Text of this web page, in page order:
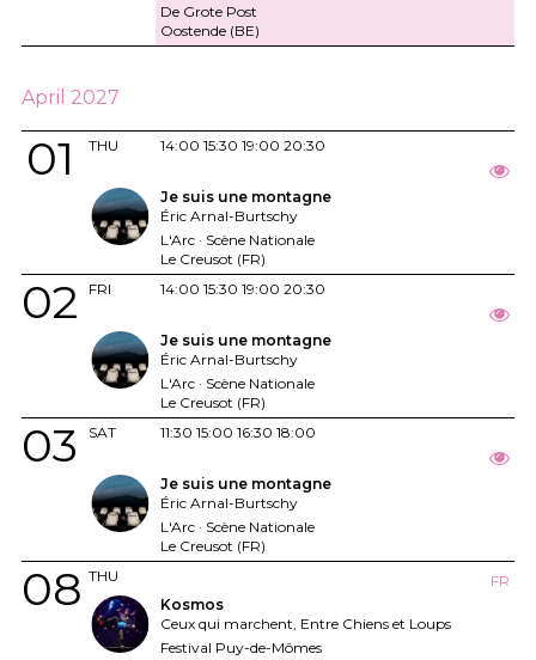
De Grote Post
Oostende (BE)
April 2027
THU
01 14:00 15:30 19:00 20:30
Je suis une montagne
Éric Arnal-Burtschy
L'Arc · Scène Nationale
Le Creusot (FR)
FRI
02 14:00 15:30 19:00 20:30
Je suis une montagne
Éric Arnal-Burtschy
L'Arc · Scène Nationale
Le Creusot (FR)
SAT
03 11:30 15:00 16:30 18:00
Je suis une montagne
Éric Arnal-Burtschy
L'Arc · Scène Nationale
Le Creusot (FR)
THU
08
FR
Kosmos
Ceux qui marchent, Entre Chiens et Loups
Festival Puy-de-Mômes